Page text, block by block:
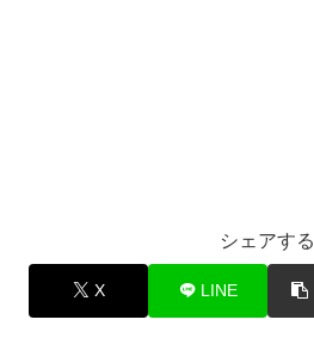
シェアする
X LINE